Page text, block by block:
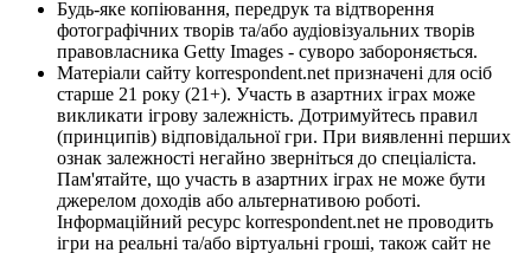
Будь-яке копіювання, передрук та відтворення
фотографічних творів та/або аудіовізуальних творів
правовласника Getty Images - суворо забороняється.
Матеріали сайту korrespondent.net призначені для осіб
старше 21 року (21+). Участь в азартних іграх може
викликати ігрову залежність. Дотримуйтесь правил
(принципів) відповідальної гри. При виявленні перших
ознак залежності негайно зверніться до спеціаліста.
Пам'ятайте, що участь в азартних іграх не може бути
джерелом доходів або альтернативою роботі.
Інформаційний ресурс korrespondent.net не проводить
ігри на реальні та/або віртуальні гроші, також сайт не